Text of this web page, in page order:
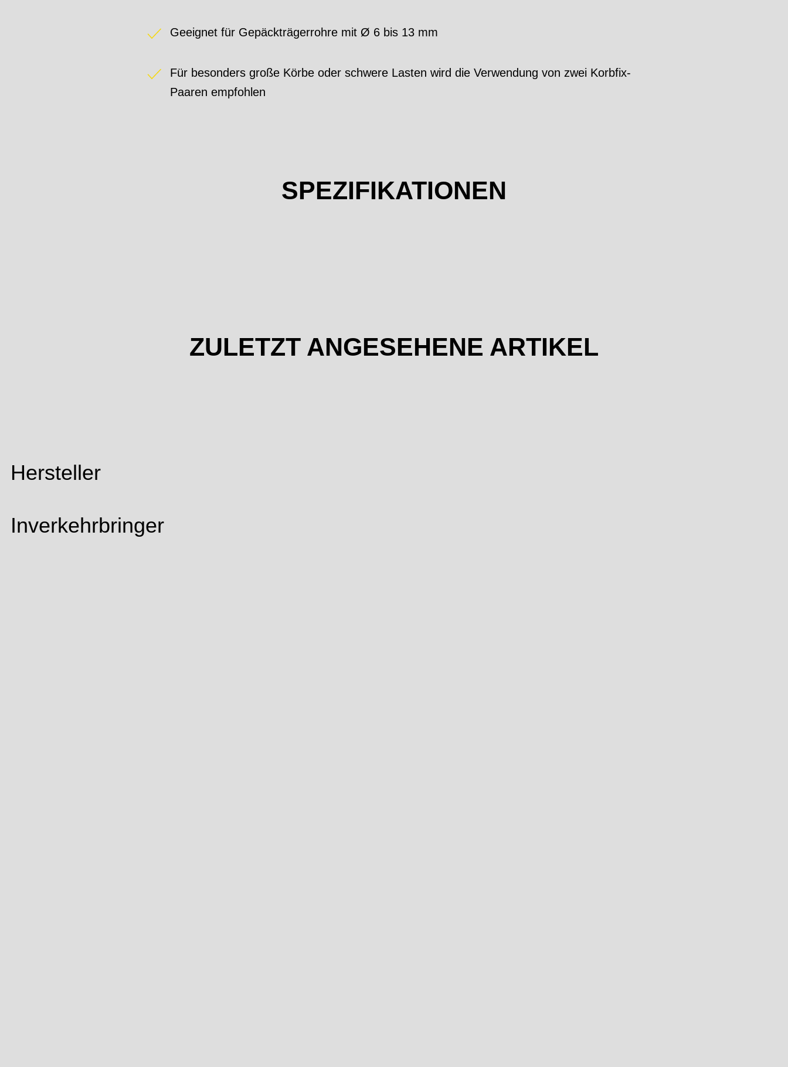
Geeignet für Gepäckträgerrohre mit Ø 6 bis 13 mm
Für besonders große Körbe oder schwere Lasten wird die Verwendung von zwei Korbfix-
Paaren empfohlen
SPEZIFIKATIONEN
ZULETZT ANGESEHENE ARTIKEL
Hersteller
Inverkehrbringer